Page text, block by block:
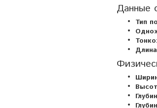
Данные
Тип